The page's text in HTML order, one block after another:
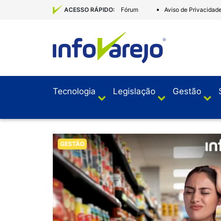
ACESSO RÁPIDO: Fórum Aviso de
Tecnologia Legislação Gestão
GESTÃO